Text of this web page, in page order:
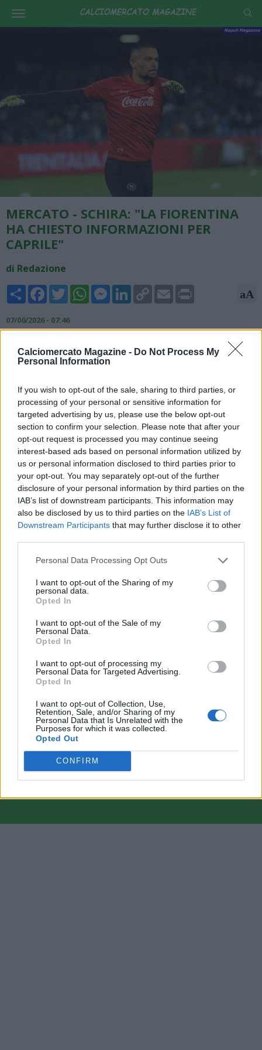
Calciomercato Magazine - Do Not Process My
Personal Information
If you wish to opt-out of the sale, sharing to third parties, or
processing of your personal or sensitive information for
targeted advertising by us, please use the below opt-out
section to confirm your selection. Please note that after your
opt-out request is processed you may continue seeing
interest-based ads based on personal information utilized by
us or personal information disclosed to third parties prior to
your opt-out. You may separately opt-out of the further
disclosure of your personal information by third parties on the
IAB’s list of downstream participants. This information may
also be disclosed by us to third parties on the IAB’s List of
Downstream Participants that may further disclose it to other
Personal Data Processing Opt Outs
I want to opt-out of the Sharing of my
personal data.
Opted In
I want to opt-out of the Sale of my
Personal Data.
Opted In
I want to opt-out of processing my
Personal Data for Targeted Advertising.
Opted In
I want to opt-out of Collection, Use,
Retention, Sale, and/or Sharing of my
Personal Data that Is Unrelated with the
Purposes for which it was collected.
Opted Out
CONFIRM
MERCATO - SCHIRA: "LA FIORENTINA
HA CHIESTO INFORMAZIONI PER
CAPRILE"
di Redazione
Share FacebookTwitterWhatsAppMessengerLinkedInCopy
Link
Email aA
07/06/2026 - 07:46
Nicolò Schira, giornalista ed esperto di mercato, scrive su X:
"La Fiorentina ha chiesto informazioni per il portiere del
#Fiorentinahave asked info for#Cagliari ’s goalkeeper Elia
#Caprile(born in 2001).#transfers @violanews
— Nicolò Schira (@NicoSchira)June 7, 2026
VAI ALLA VERSIONE CLASSICA
Alcune foto (screenshot) ed articoli presenti su "Calciomercato Magazine" sono in parte
giunti da internet, in quanto arrivati alla nostra attenzione attraverso regolari
comunicati stampa con immagini e testi allegati ed autorizzati alla pubblicazione, e
quindi valutati di pubblico dominio. Se i soggetti o gli autori avessero qualcosa in
contrario alla pubblicazione, non avranno che da segnalarlo alla redazione (indirizzo
redazione@napolimagazine.com
"Calciomercato Magazine" non è una testata giornalistica, ma un sito di informazione di
proprietà di Napoli Magazine.